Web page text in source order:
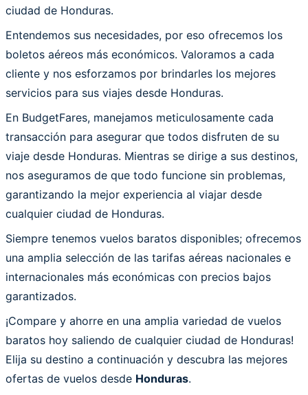
ciudad de Honduras.
Entendemos sus necesidades, por eso ofrecemos los
boletos aéreos más económicos. Valoramos a cada
cliente y nos esforzamos por brindarles los mejores
servicios para sus viajes desde Honduras.
En BudgetFares, manejamos meticulosamente cada
transacción para asegurar que todos disfruten de su
viaje desde Honduras. Mientras se dirige a sus destinos,
nos aseguramos de que todo funcione sin problemas,
garantizando la mejor experiencia al viajar desde
cualquier ciudad de Honduras.
Siempre tenemos vuelos baratos disponibles; ofrecemos
una amplia selección de las tarifas aéreas nacionales e
internacionales más económicas con precios bajos
garantizados.
¡Compare y ahorre en una amplia variedad de vuelos
baratos hoy saliendo de cualquier ciudad de Honduras!
Elija su destino a continuación y descubra las mejores
ofertas de vuelos desde Honduras.